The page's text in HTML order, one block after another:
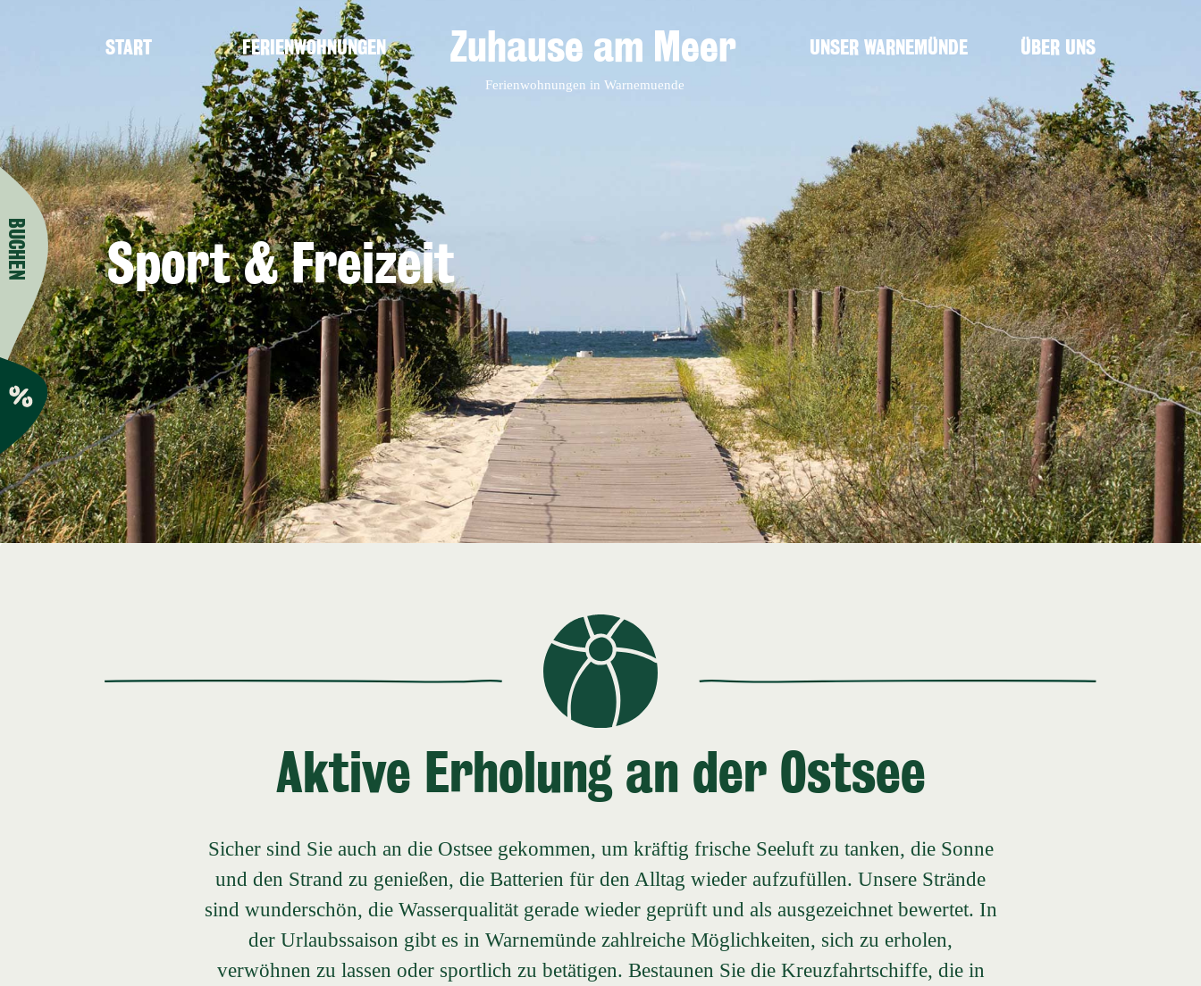
START FERIENWOHNUNGEN Zuhause am Meer UNSER WARNEMÜNDE ÜBER UNS
Sport & Freizeit
BUCHEN
Aktive Erholung an der Ostsee
Sicher sind Sie auch an die Ostsee gekommen, um kräftig frische Seeluft zu tanken, die Sonne
und den Strand zu genießen, die Batterien für den Alltag wieder aufzufüllen. Unsere Strände
sind wunderschön, die Wasserqualität gerade wieder geprüft und als ausgezeichnet bewertet. In
der Urlaubssaison gibt es in Warnemünde zahlreiche Möglichkeiten, sich zu erholen,
verwöhnen zu lassen oder sportlich zu betätigen. Bestaunen Sie die Kreuzfahrtschiffe, die in